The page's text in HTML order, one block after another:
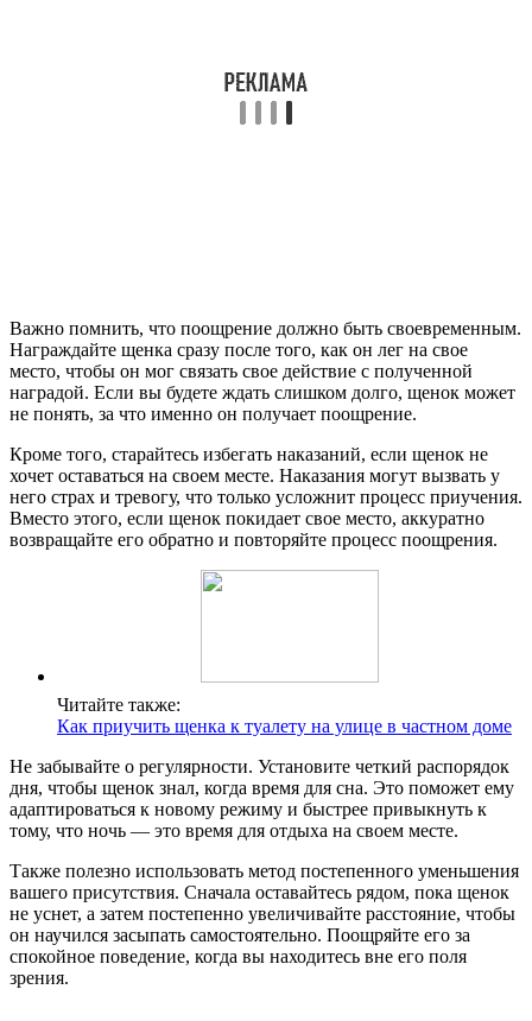
Важно помнить, что поощрение должно быть своевременным.
Награждайте щенка сразу после того, как он лег на свое
место, чтобы он мог связать свое действие с полученной
наградой. Если вы будете ждать слишком долго, щенок может
не понять, за что именно он получает поощрение.
Кроме того, старайтесь избегать наказаний, если щенок не
хочет оставаться на своем месте. Наказания могут вызвать у
него страх и тревогу, что только усложнит процесс приучения.
Вместо этого, если щенок покидает свое место, аккуратно
возвращайте его обратно и повторяйте процесс поощрения.
Читайте также:
Как приучить щенка к туалету на улице в частном доме
Не забывайте о регулярности. Установите четкий распорядок
дня, чтобы щенок знал, когда время для сна. Это поможет ему
адаптироваться к новому режиму и быстрее привыкнуть к
тому, что ночь — это время для отдыха на своем месте.
Также полезно использовать метод постепенного уменьшения
вашего присутствия. Сначала оставайтесь рядом, пока щенок
не уснет, а затем постепенно увеличивайте расстояние, чтобы
он научился засыпать самостоятельно. Поощряйте его за
спокойное поведение, когда вы находитесь вне его поля
зрения.